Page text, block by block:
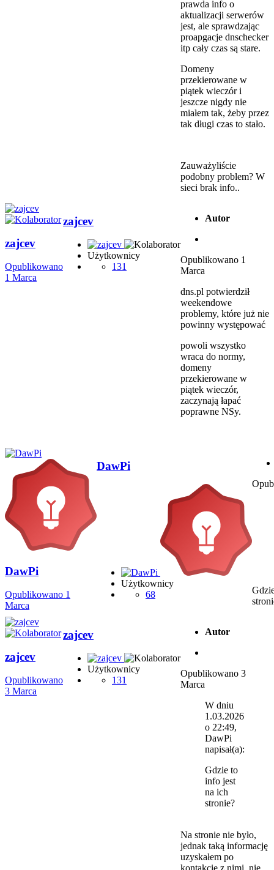
prawda info o
aktualizacji serwerów
jest, ale sprawdzając
proapgacje dnschecker
itp cały czas są stare.
Domeny
przekierowane w
piątek wieczór i
jeszcze nigdy nie
miałem tak, żeby przez
tak długi czas to stało.
Zauważyliście
podobny problem? W
sieci brak info..
zajcev
Opublikowano
1 Marca
zajcev
Użytkownicy
131
Autor
Opublikowano 1
Marca
dns.pl potwierdził
weekendowe
problemy, które już nie
powinny występować
powoli wszystko
wraca do normy,
domeny
przekierowane w
piątek wieczór,
zaczynają łapać
poprawne NSy.
DawPi
Opublikowano 1
Marca
DawPi
Użytkownicy
68
zajcev
Opublikowano
3 Marca
zajcev
Użytkownicy
131
Autor
Opublikowano 3
Marca
W dniu
1.03.2026
o 22:49,
DawPi
napisał(a):
Gdzie to
info jest
na ich
stronie?
Na stronie nie było,
jednak taką informację
uzyskałem po
kontakcie z nimi, nie